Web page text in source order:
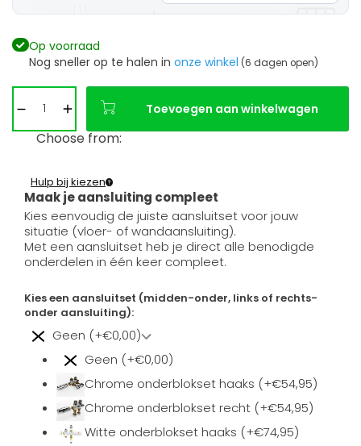
Op voorraad
Nog sneller op te halen in onze winkel (6 dagen open)
Toevoegen aan winkelwagen
Choose from:
Maak je aansluiting compleet
Hulp bij kiezen
Kies eenvoudig de juiste aansluitset voor jouw
situatie (vloer- of wandaansluiting).
Met een aansluitset heb je direct alle benodigde
onderdelen in één keer compleet.
Kies een aansluitset (midden-onder, links of rechts-
onder aansluiting):
Geen (+€0,00)
Geen (+€0,00)
Chrome onderblokset haaks (+€54,95)
Chrome onderblokset recht (+€54,95)
Witte onderblokset haaks (+€74,95)